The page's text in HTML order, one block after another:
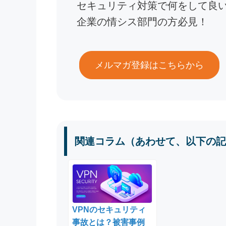
セキュリティ対策で何をして良
企業の情シス部門の方必見！
メルマガ登録はこちらから
関連コラム（あわせて、以下の
VPNのセキュリティ
事故とは？被害事例